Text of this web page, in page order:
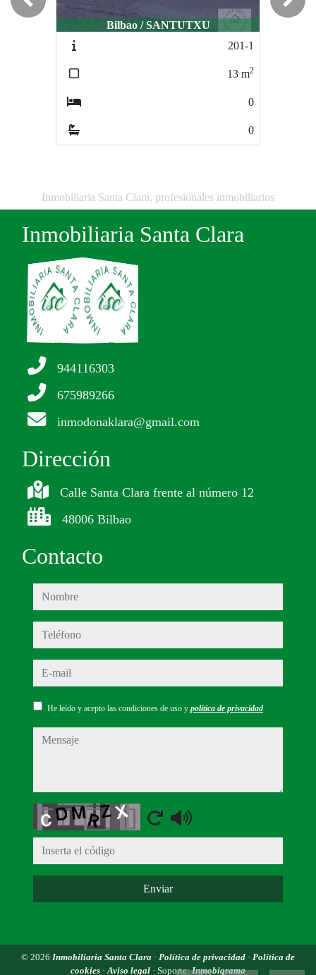
Bilbao / SANTUTXUBilbao / SANTUTXU
Previous Next
Inmobiliaria Santa Clara, profesionales inmobiliarios
Inmobiliaria Santa Clara
944116303
675989266
inmodonaklara@gmail.com
Dirección
Calle Santa Clara frente al número 12
48006 Bilbao
Contacto
nombre
teléfono
e-mail
He leído y acepto las condiciones de uso y política de privacidad
mensaje
Captcha
Enviar
© 2026 Inmobiliaria Santa Clara · Política de privacidad · Política de
cookies ·Aviso legal · Soporte:Inmobigrama